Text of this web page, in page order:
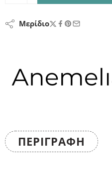
Μερίδιο
ΠΕΡΙΓΡΑΦΉ